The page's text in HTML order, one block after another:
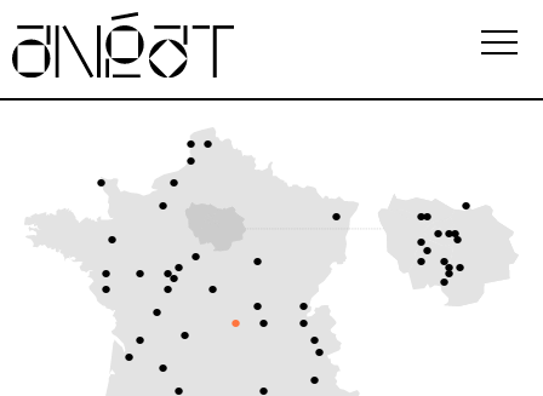
Association
Écoles
Événements
Observatoire
Ressources